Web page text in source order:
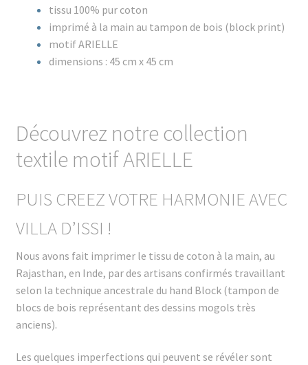
tissu 100% pur coton
imprimé à la main au tampon de bois (block print)
motif ARIELLE
dimensions : 45 cm x 45 cm
Découvrez notre collection
textile motif ARIELLE
PUIS CREEZ VOTRE HARMONIE AVEC
VILLA D’ISSI !
Nous avons fait imprimer le tissu de coton à la main, au
Rajasthan, en Inde, par des artisans confirmés travaillant
selon la technique ancestrale du hand Block (tampon de
blocs de bois représentant des dessins mogols très
anciens).
Les quelques imperfections qui peuvent se révéler sont